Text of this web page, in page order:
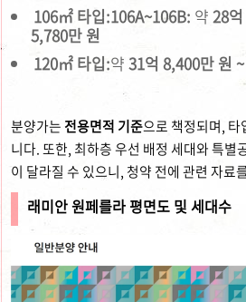
106㎡ 타입:106A~106B: 약 28
5,780만 원
120㎡ 타입:약 31억 8,400만 원
분양가는 전용면적 기준으로 책정되며, 타
니다. 또한, 최하층 우선 배정 세대와 특별
이 달라질 수 있으니, 청약 전에 관련 자료
래미안 원페를라 평면도 및 세대수